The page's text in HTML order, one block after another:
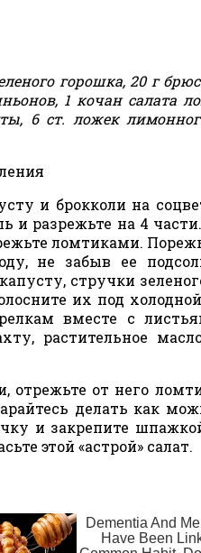
горошка, 20 г
1 кочан салата
6 ст. ложек
и брокколи на
и разрежьте на 4
ломтиками.
не забыв ее
стручки
их под
вместе с
растительное
отрежьте от него
делать как
и закрепите
этой «астрой» салат.